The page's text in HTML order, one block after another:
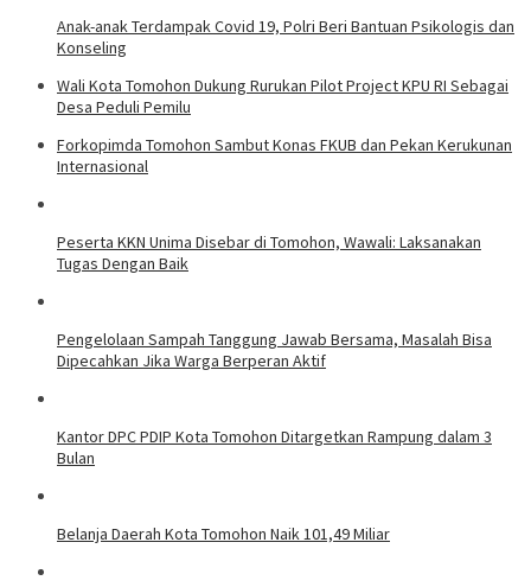
Anak-anak Terdampak Covid 19, Polri Beri Bantuan Psikologis dan
Konseling
Wali Kota Tomohon Dukung Rurukan Pilot Project KPU RI Sebagai
Desa Peduli Pemilu
Forkopimda Tomohon Sambut Konas FKUB dan Pekan Kerukunan
Internasional
Peserta KKN Unima Disebar di Tomohon, Wawali: Laksanakan
Tugas Dengan Baik
Pengelolaan Sampah Tanggung Jawab Bersama, Masalah Bisa
Dipecahkan Jika Warga Berperan Aktif
Kantor DPC PDIP Kota Tomohon Ditargetkan Rampung dalam 3
Bulan
Belanja Daerah Kota Tomohon Naik 101,49 Miliar